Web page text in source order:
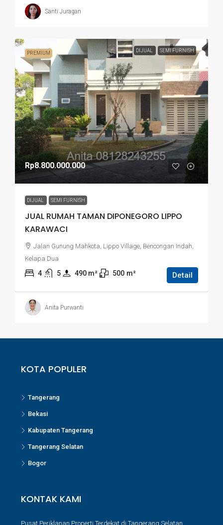
Santi Juragan
PREMIUM DIJUAL SEMI FURNISH
Rp8.800.000.000
DIJUAL SEMI FURNISH
JUAL RUMAH TAMAN DIPONEGORO LIPPO
KARAWACI
Jalan Gunung Mahkota, Lippo Village, Bencongan Indah,
Kelapa Dua
4 5 490 m² 500 m² Detail
Anita Purwanti
KOTA POPULER
Tangerang
Bekasi
Kabupaten Tangerang
Tangerang Selatan
Bogor
KONTAK KAMI
Pusat Periklanan Properti Terdekat di Tangerang Selatan